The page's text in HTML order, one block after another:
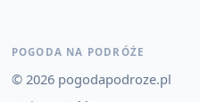
POGODA NA PODRÓŻE
© 2026 pogodapodroze.pl